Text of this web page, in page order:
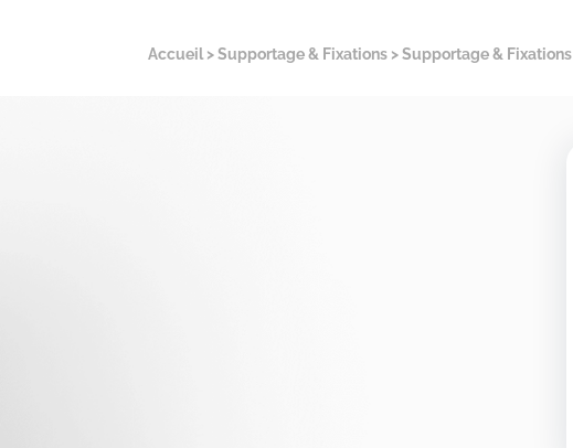
Accueil >Supportage & Fixations >Supportage & Fixations